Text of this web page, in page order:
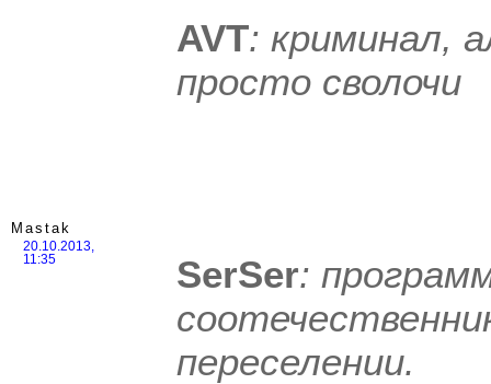
AVT: криминал,
просто сволочи
Mastak
20.10.2013,
11:35
SerSer:
переселении.